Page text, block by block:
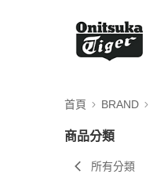
首頁 BRAND
商品分類
所有分類